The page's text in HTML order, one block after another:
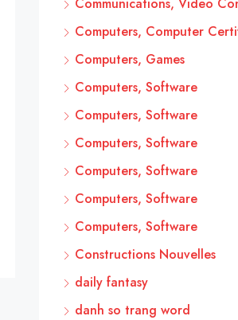
Computers, Computer
Computers, Games
Computers, Software
Computers, Software
Computers, Software
Computers, Software
Computers, Software
Computers, Software
Constructions Nouvelles
daily fantasy
danh so trang word